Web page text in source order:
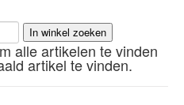
alle artikelen te vinden
artikel te vinden.